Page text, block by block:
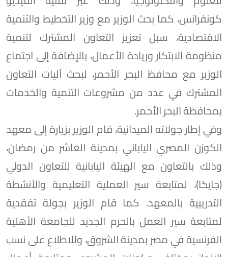
كونفرانس، كما بحث الوزير مع وزير التخطيط والتنمية
الاقتصادية، سبل تعزيز التعاون المشترك لتنمية
منظومة الابتكار وريادة الأعمال، بالإضافة إلى اجتماع
الوزير مع محافظ البحر الأحمر، لبحث آليات التعاون
المشترك في عدد من مشروعات التنمية والخدمات
بمحافظة البحر الأحمر.
وفي إطار جولاته الميدانية، قام الوزير بزيارة إلى معهد
الكوزن المصري الياباني بمدينة العاشر من رمضان،
وذلك بالتعاون مع الهيئة اليابانية للتعاون الدولي
(جايكا)، لمتابعة سير العملية التعليمية والأنشطة
التدريبية بالمعهد. كما قام الوزير بجولة تفقدية
لمتابعة سير العمل بالحرم الجديد للجامعة الأهلية
الفرنسية في مصر بمدينة الشروق، وللاطلاع على نسب